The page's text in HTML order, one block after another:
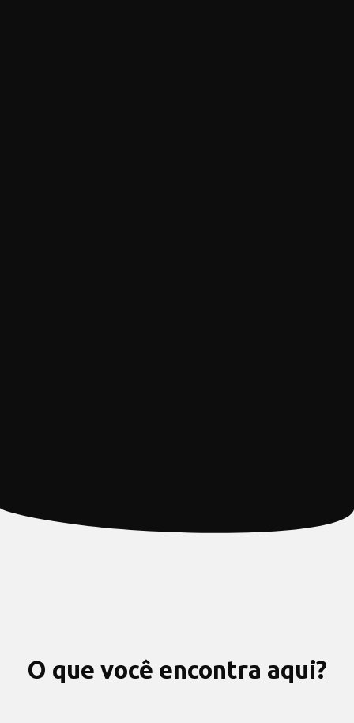
O que você encontra aqui?